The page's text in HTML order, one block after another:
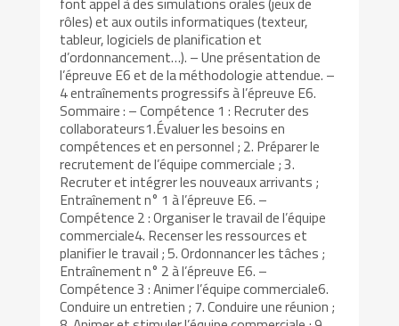
rôles) et aux outils informatiques (texteur,
tableur, logiciels de planification et
d’ordonnancement…). – Une présentation de
l’épreuve E6 et de la méthodologie attendue. –
4 entraînements progressifs à l’épreuve E6.
Sommaire : – Compétence 1 : Recruter des
collaborateurs1.Évaluer les besoins en
compétences et en personnel ; 2. Préparer le
recrutement de l’équipe commerciale ; 3.
Recruter et intégrer les nouveaux arrivants ;
Entraînement n° 1 à l’épreuve E6. –
Compétence 2 : Organiser le travail de l’équipe
commerciale4. Recenser les ressources et
planifier le travail ; 5. Ordonnancer les tâches ;
Entraînement n° 2 à l’épreuve E6. –
Compétence 3 : Animer l’équipe commerciale6.
Conduire un entretien ; 7. Conduire une réunion ;